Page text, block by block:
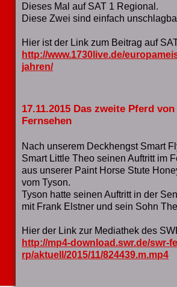
Dieses Mal auf SAT 1 Regional.
Diese Zwei sind einfach
Hier ist der Link zum Beitrag auf
http://www.1730live.de/
jahren/
17.11.2015 Das zweite Pferd
Fernsehen
Nach unserem Deckhengst Smart
Smart Little Theo seinen Auftritt im
aus unserer Paint Horse Stute
vom Tyson.
Tyson hatte seinen Auftritt in der
mit Frank Elstner und sein Sohn
Hier der Link zur Mediathek des
http://mp4-download.swr.de/swr-
rp/aktuell/2015/11/824439.m.mp4